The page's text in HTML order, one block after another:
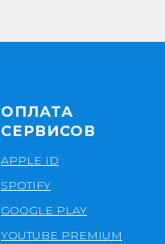
ОПЛАТА
СЕРВИСОВ
APPLE ID
SPOTIFY
GOOGLE PLAY
YOUTUBE PREMIUM